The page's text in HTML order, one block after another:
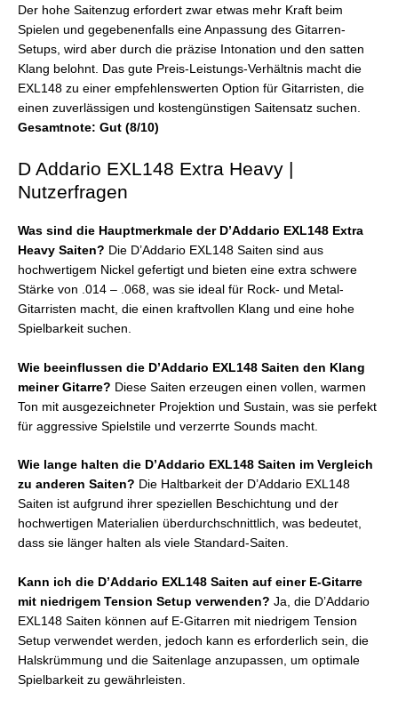
Der hohe Saitenzug erfordert zwar etwas mehr Kraft beim
Spielen und gegebenenfalls eine Anpassung des Gitarren-
Setups, wird aber durch die präzise Intonation und den satten
Klang belohnt. Das gute Preis-Leistungs-Verhältnis macht die
EXL148 zu einer empfehlenswerten Option für Gitarristen, die
einen zuverlässigen und kostengünstigen Saitensatz suchen.
Gesamtnote: Gut (8/10)
D Addario EXL148 Extra Heavy |
Nutzerfragen
Was sind die Hauptmerkmale der D’Addario EXL148 Extra
Heavy Saiten? Die D’Addario EXL148 Saiten sind aus
hochwertigem Nickel gefertigt und bieten eine extra schwere
Stärke von .014 – .068, was sie ideal für Rock- und Metal-
Gitarristen macht, die einen kraftvollen Klang und eine hohe
Spielbarkeit suchen.
Wie beeinflussen die D’Addario EXL148 Saiten den Klang
meiner Gitarre? Diese Saiten erzeugen einen vollen, warmen
Ton mit ausgezeichneter Projektion und Sustain, was sie perfekt
für aggressive Spielstile und verzerrte Sounds macht.
Wie lange halten die D’Addario EXL148 Saiten im Vergleich
zu anderen Saiten? Die Haltbarkeit der D’Addario EXL148
Saiten ist aufgrund ihrer speziellen Beschichtung und der
hochwertigen Materialien überdurchschnittlich, was bedeutet,
dass sie länger halten als viele Standard-Saiten.
Kann ich die D’Addario EXL148 Saiten auf einer E-Gitarre
mit niedrigem Tension Setup verwenden? Ja, die D’Addario
EXL148 Saiten können auf E-Gitarren mit niedrigem Tension
Setup verwendet werden, jedoch kann es erforderlich sein, die
Halskrümmung und die Saitenlage anzupassen, um optimale
Spielbarkeit zu gewährleisten.